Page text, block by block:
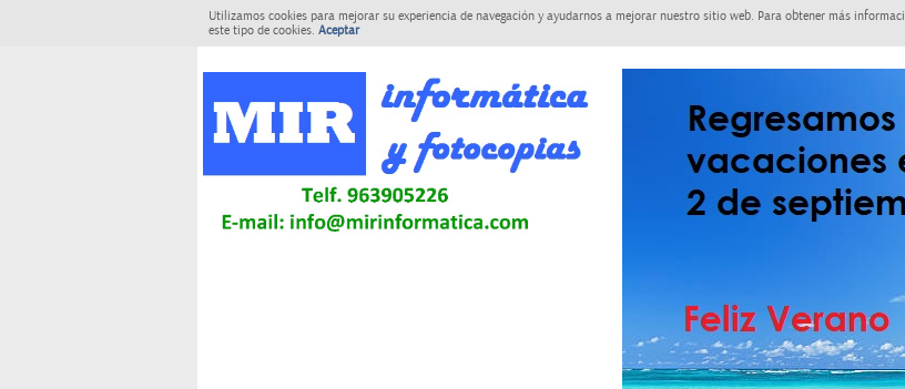
Utilizamos cookies para mejorar su experiencia de navegación y ayudarnos a mejorar nuestro sitio web. Para obtener más
este tipo de cookies. Aceptar